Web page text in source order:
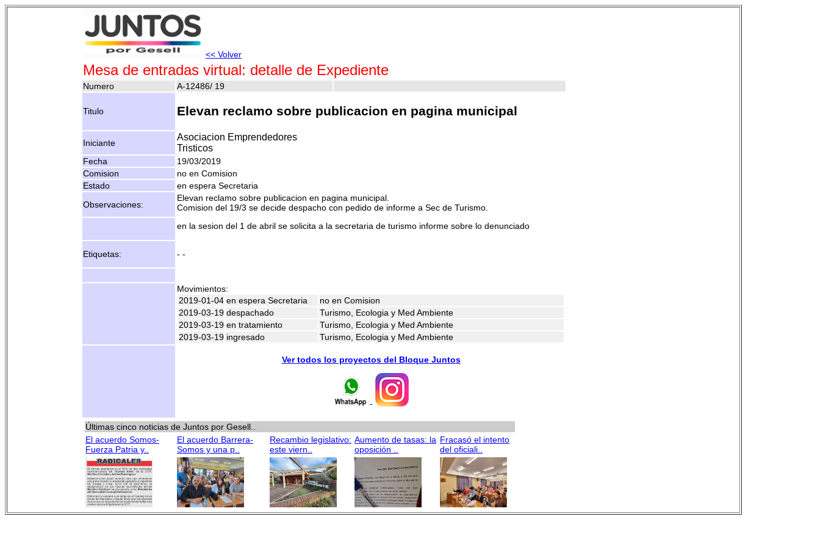
<< Volver
Mesa de entradas virtual: detalle de Expediente
Numero A-12486/ 19
Titulo Elevan reclamo sobre publicacion en pagina municipal
Iniciante
Asociacion Emprendedores
Tristicos
Fecha
19/03/2019
Comision
no en Comision
Estado
en espera Secretaria
Observaciones:
Elevan reclamo sobre publicacion en pagina municipal.
Comision del 19/3 se decide despacho con pedido de informe a Sec de Turismo.
en la sesion del 1 de abril se solicita a la secretaria de turismo informe sobre lo denunciado
Etiquetas: - -
Movimientos:
2019-01-04 en espera Secretaria
no en Comision
2019-03-19 despachado
Turismo, Ecologia y Med Ambiente
2019-03-19 en tratamiento
Turismo, Ecologia y Med Ambiente
2019-03-19 ingresado Turismo, Ecologia y Med Ambiente
Ver todos los proyectos del Bloque Juntos
-
Últimas cinco noticias de Juntos por Gesell..
El acuerdo Somos-
Fuerza Patria y..
El acuerdo Barrera-
Somos y una p..
Recambio legislativo:
este viern..
Aumento de tasas: la
oposición ..
Fracasó el intento
del oficiali..